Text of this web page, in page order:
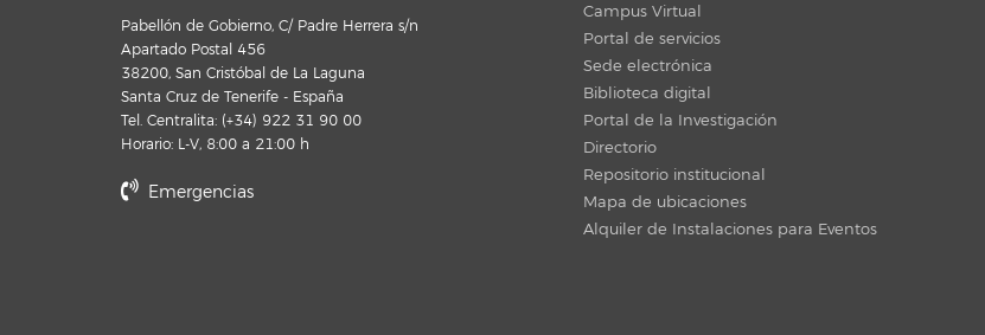
Pabellón de Gobierno, C/ Padre Herrera s/n
Apartado Postal 456
38200, San Cristóbal de La Laguna
Santa Cruz de Tenerife - España
Tel. Centralita: (+34) 922 31 90 00
Horario: L-V, 8:00 a 21:00 h
Emergencias
Campus Virtual
Portal de servicios
Sede electrónica
Biblioteca digital
Portal de la Investigación
Directorio
Repositorio institucional
Mapa de ubicaciones
Alquiler de Instalaciones para Eventos